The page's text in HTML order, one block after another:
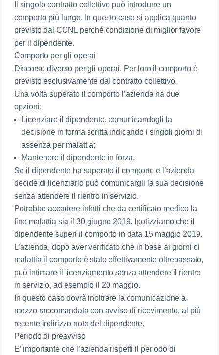
Il singolo contratto collettivo può introdurre un
comporto più lungo. In questo caso si applica quanto
previsto dal CCNL perché condizione di miglior favore
per il dipendente.
Comporto per gli operai
Discorso diverso per gli operai. Per loro il comporto è
previsto esclusivamente dal contratto collettivo.
Una volta superato il comporto l’azienda ha due
opzioni:
Licenziare il dipendente, comunicandogli la
decisione in forma scritta indicando i singoli giorni di
assenza per malattia;
Mantenere il dipendente in forza.
Se il dipendente ha superato il comporto e l’azienda
decide di licenziarlo può comunicargli la sua decisione
senza attendere il rientro in servizio.
Potrebbe accadere infatti che da certificato medico la
fine malattia sia il 30 giugno 2019. Ipotizziamo che il
dipendente superi il comporto in data 15 maggio 2019.
L’azienda, dopo aver verificato che in base ai giorni di
malattia il comporto è stato effettivamente oltrepassato,
può intimare il licenziamento senza attendere il rientro
in servizio, ad esempio il 20 maggio.
In questo caso dovrà inoltrare la comunicazione a
mezzo raccomandata con avviso di ricevimento, al più
recente indirizzo noto del dipendente.
Periodo di preavviso
E’ importante che l’azienda rispetti il periodo di